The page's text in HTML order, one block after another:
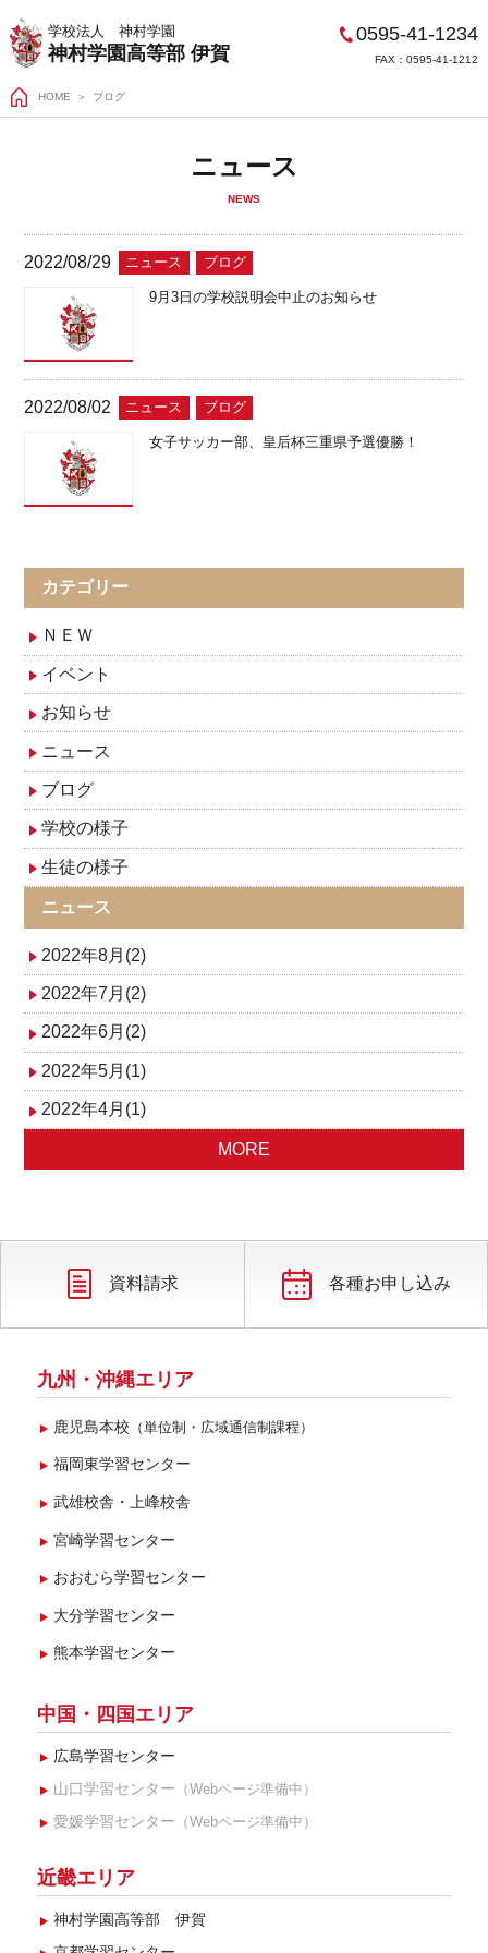
学校法人 神村学園
神村学園高等部 伊賀
0595-41-1234
FAX：0595-41-1212
HOME ＞ ブログ
ニュース
NEWS
2022/08/29 ニュース ブログ
9月3日の学校説明会中止のお知らせ
2022/08/02 ニュース ブログ
女子サッカー部、皇后杯三重県予選優勝！
カテゴリー
ＮＥＷ
イベント
お知らせ
ニュース
ブログ
学校の様子
生徒の様子
ニュース
2022年8月(2)
2022年7月(2)
2022年6月(2)
2022年5月(1)
2022年4月(1)
MORE
資料請求 各種お申し込み
九州・沖縄エリア
鹿児島本校 （単位制・広域通信制課程）
福岡東学習センター
武雄校舎・上峰校舎
宮崎学習センター
おおむら学習センター
大分学習センター
熊本学習センター
中国・四国エリア
広島学習センター
山口学習センター （Webページ準備中）
愛媛学習センター （Webページ準備中）
近畿エリア
神村学園高等部 伊賀